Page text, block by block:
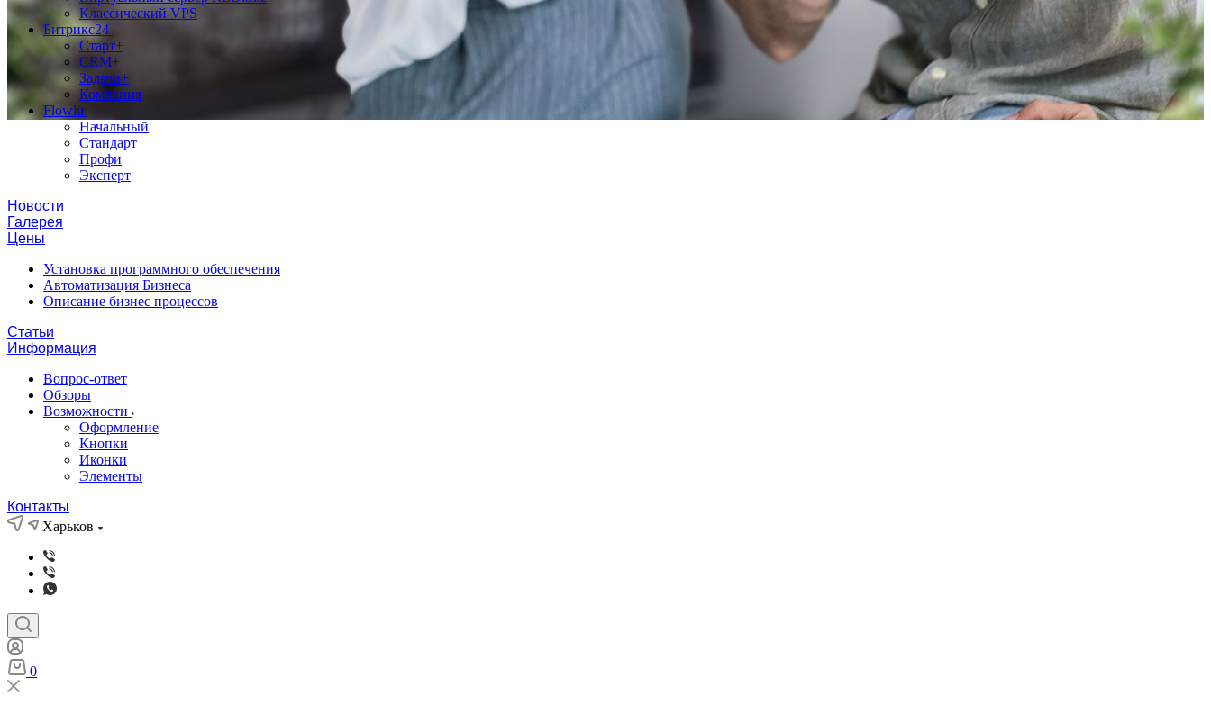
Классический VPS
Битрикс24
Старт+
CRM+
Задачи+
Компания
Flowlu
Начальный
Стандарт
Профи
Эксперт
Новости
Галерея
Цены
Установка программного обеспечения
Автоматизация Бизнеса
Описание бизнес процессов
Статьи
Информация
Вопрос-ответ
Обзоры
Возможности
Оформление
Кнопки
Иконки
Элементы
Контакты
Харьков
0